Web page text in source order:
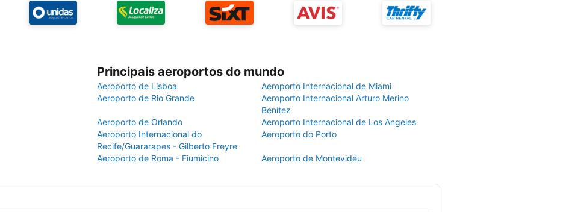
Principais aeroportos do mundo
Aeroporto de Lisboa
Aeroporto Internacional de Miami
Aeroporto de Rio Grande
Aeroporto Internacional Arturo Merino
Benítez
Aeroporto de Orlando
Aeroporto Internacional de Los Angeles
Aeroporto Internacional do
Recife/Guararapes - Gilberto Freyre
Aeroporto do Porto
Aeroporto de Roma - Fiumicino Aeroporto de Montevidéu